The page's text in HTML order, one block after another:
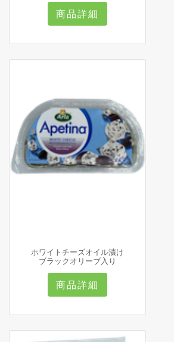
商品詳細
ホワイトチーズオイル漬け
ブラックオリーブ入り
商品詳細